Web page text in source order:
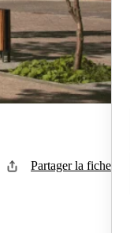
Partager la fiche